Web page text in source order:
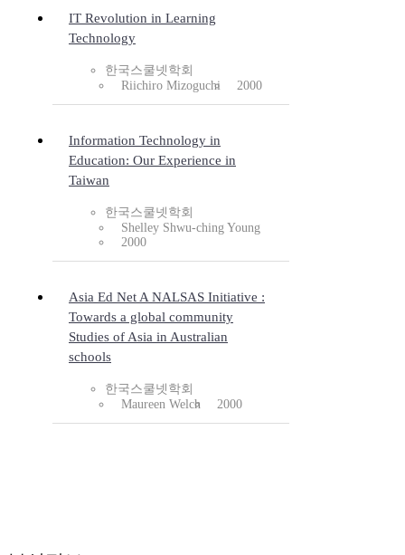
IT Revolution in Learning
Technology
한국스쿨넷학회
Riichiro Mizoguchi
2000
Information Technology in
Education: Our Experience in
Taiwan
한국스쿨넷학회
Shelley Shwu-ching Young
2000
Asia Ed Net A NALSAS Initiative :
Towards a global community
Studies of Asia in Australian
schools
한국스쿨넷학회
Maureen Welch
2000